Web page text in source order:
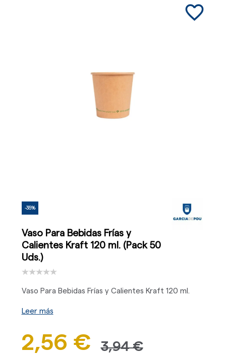
favorite_border
-35%
Vaso Para Bebidas Frías y
Calientes Kraft 120 ml. (Pack 50
Uds.)
Vaso Para Bebidas Frías y Calientes Kraft 120 ml.
Leer más
2,56 € 3,94 €